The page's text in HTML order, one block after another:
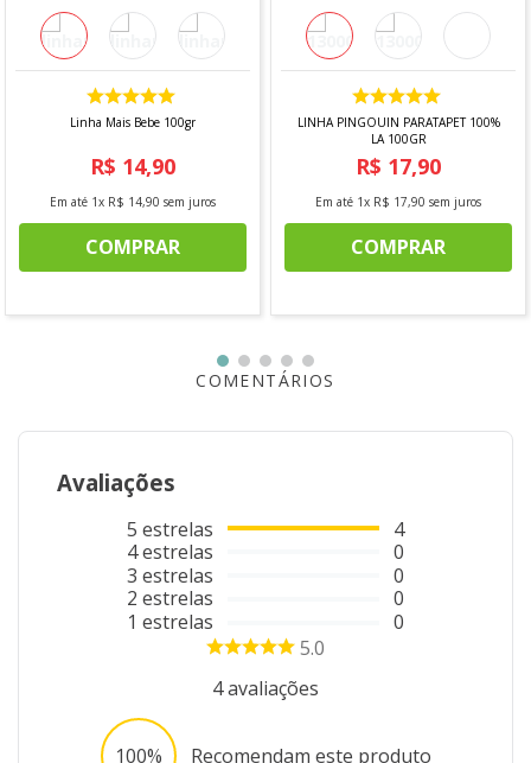
Linha Mais Bebe 100gr
R$ 14,90
Em até 1x R$ 14,90 sem juros
COMPRAR
LINHA PINGOUIN PARATAPET 100%
LA 100GR
R$ 17,90
Em até 1x R$ 17,90 sem juros
COMPRAR
COMENTÁRIOS
Avaliações
5 estrelas
4estrelas
3 estrelas
2 estrelas
1 estrelas
4
0
0
0
0
5.0
4avaliações
100% Recomendam este produto